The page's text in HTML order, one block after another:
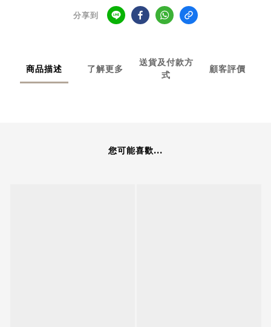
分享到
商品描述 了解更多
送貨及付款方
式
顧客評價
您可能喜歡...